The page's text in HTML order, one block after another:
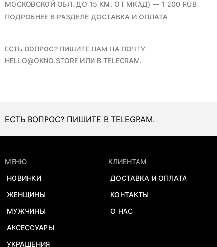
МОСКОВСКОЙ ОБЛ. ДО 15 КМ. ОТ МКАД) — 1 200 RUB
ПОДРОБНЕЕ В РАЗДЕЛЕ ДОСТАВКА И ОПЛАТА
ЕСТЬ ВОПРОС? ПИШИТЕ НАМ НА ПОЧТУ
HELLO@OKNO.STORE ИЛИ ВTELEGRAM.
ЕСТЬ ВОПРОС? ПИШИТЕ В TELEGRAM.
МЕНЮ
НОВИНКИ
ЖЕНЩИНЫ
МУЖЧИНЫ
АКСЕССУАРЫ
УКРАШЕНИЯ
КЛИЕНТАМ
ДОСТАВКА И ОПЛАТА
КОНТАКТЫ
О НАС